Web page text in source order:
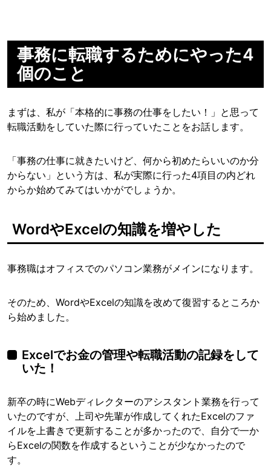
事務に転職するためにやった4
個のこと
まずは、私が「本格的に事務の仕事をしたい！」と思って
転職活動をしていた際に行っていたことをお話します。
「事務の仕事に就きたいけど、何から初めたらいいのか分
からない」という方は、私が実際に行った4項目の内どれ
からか始めてみてはいかがでしょうか。
WordやExcelの知識を増やした
事務職はオフィスでのパソコン業務がメインになります。
そのため、WordやExcelの知識を改めて復習するところか
ら始めました。
Excelでお金の管理や転職活動の記録をして
いた！
新卒の時にWebディレクターのアシスタント業務を行って
いたのですが、上司や先輩が作成してくれたExcelのファ
イルを上書きで更新することが多かったので、自分で一か
らExcelの関数を作成するということが少なかったので
す。